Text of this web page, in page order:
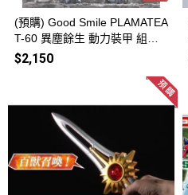
(預購) Good Smile PLAMATEA
T-60 異塵餘生 動力裝甲 組裝
模型 20260816
$2,150